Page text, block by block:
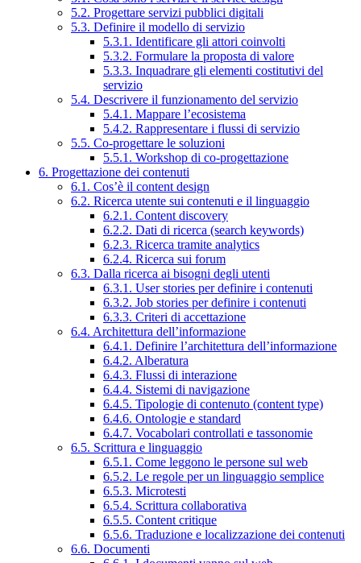
5.2. Progettare servizi pubblici digitali
5.3. Definire il modello di servizio
5.3.1. Identificare gli attori coinvolti
5.3.2. Formulare la proposta di valore
5.3.3. Inquadrare gli elementi costitutivi del
servizio
5.4. Descrivere il funzionamento del servizio
5.4.1. Mappare l’ecosistema
5.4.2. Rappresentare i flussi di servizio
5.5. Co-progettare le soluzioni
5.5.1. Workshop di co-progettazione
6. Progettazione dei contenuti
6.1. Cos’è il content design
6.2. Ricerca utente sui contenuti e il linguaggio
6.2.1. Content discovery
6.2.2. Dati di ricerca (search keywords)
6.2.3. Ricerca tramite analytics
6.2.4. Ricerca sui forum
6.3. Dalla ricerca ai bisogni degli utenti
6.3.1. User stories per definire i contenuti
6.3.2. Job stories per definire i contenuti
6.3.3. Criteri di accettazione
6.4. Architettura dell’informazione
6.4.1. Definire l’architettura dell’informazione
6.4.2. Alberatura
6.4.3. Flussi di interazione
6.4.4. Sistemi di navigazione
6.4.5. Tipologie di contenuto (content type)
6.4.6. Ontologie e standard
6.4.7. Vocabolari controllati e tassonomie
6.5. Scrittura e linguaggio
6.5.1. Come leggono le persone sul web
6.5.2. Le regole per un linguaggio semplice
6.5.3. Microtesti
6.5.4. Scrittura collaborativa
6.5.5. Content critique
6.5.6. Traduzione e localizzazione dei contenuti
6.6. Documenti